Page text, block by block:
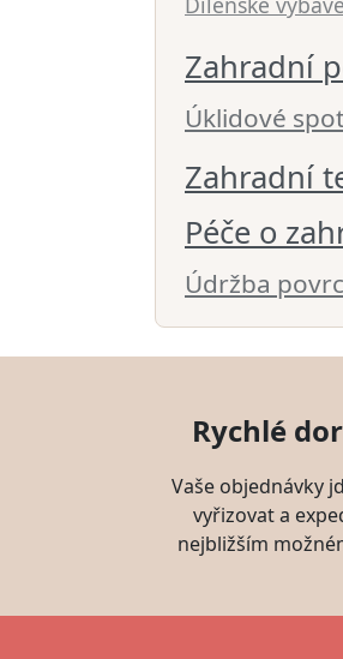
Zahradní
Úklidové
Zahradní
Péče o
Údržba
Rychlé
Vaše objednávky
vyřizovat a
nejbližším